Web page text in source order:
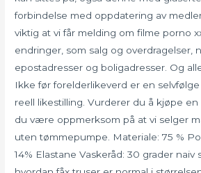
forbindelse med oppdatering av
viktig at vi får melding om filme porno
endringer, som salg og overdragelser,
epostadresser og boligadresser. Og
Ikke før forelderlikeverd er en
reell likestilling. Vurderer du å kjøpe
du være oppmerksom på at vi selger
uten tømmepumpe. Materiale: 75 %
14% Elastane Vaskeråd: 30 grader naiv